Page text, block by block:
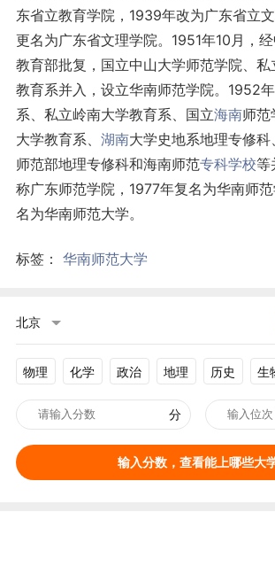
东省立教育学院，1939年改为广东省立
更名为广东省文理学院。1951年10月，
教育部批复，国立中山大学师范学院、
教育系并入，设立华南师范学院。1952
系、私立岭南大学教育系、国立海南师范
大学教育系、 湖南大学史地系地理专修
师范部地理专修科和海南师范专科学校等
称广东师范学院，1977年复名为华南师
名为华南师范大学。
标签： 华南师范大学
北京
物理 化学 政治 地理 历史 生
分
输入分数，查看能上哪些大